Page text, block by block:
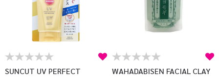
SUNCUT UV PERFECT
WAHADABISEN FACIAL CLAY